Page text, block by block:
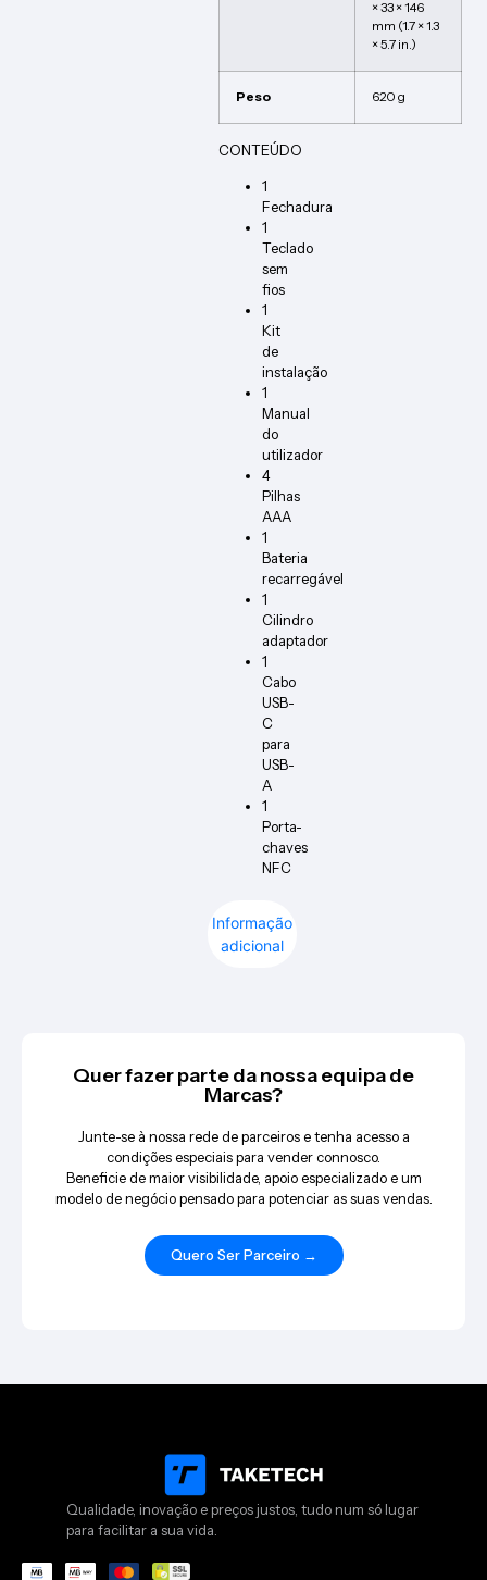
Informação
adicional
× 33 × 146
mm (1.7 × 1.3
× 5.7 in.)
Peso 620 g
CONTEÚDO
1
Fechadura
1
Teclado
sem
fios
1
Kit
de
instalação
1
Manual
do
utilizador
4
Pilhas
AAA
1
Bateria
recarregável
1
Cilindro
adaptador
1
Cabo
USB-
C
para
USB-
A
1
Porta-
chaves
NFC
Quer fazer parte da nossa equipa de
Marcas?
Junte-se à nossa rede de parceiros e tenha acesso a
condições especiais para vender connosco.
Beneficie de maior visibilidade, apoio especializado e um
modelo de negócio pensado para potenciar as suas vendas.
Quero Ser Parceiro →
Qualidade, inovação e preços justos, tudo num só lugar
para facilitar a sua vida.